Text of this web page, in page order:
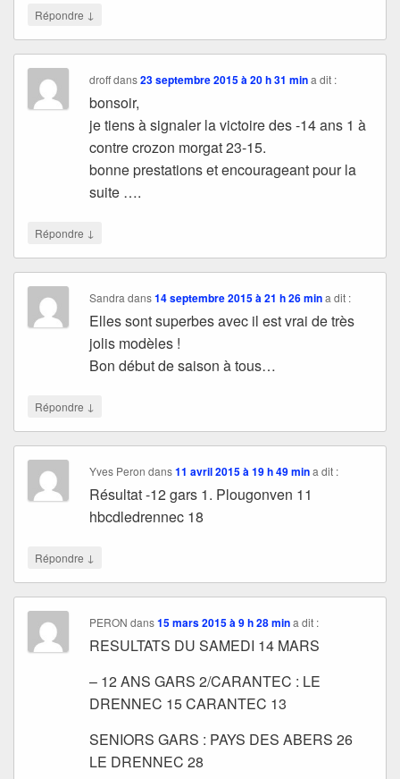
Répondre ↓
droffdans23 septembre 2015 à 20 h 31 min a dit :
bonsoir,
je tiens à signaler la victoire des -14 ans 1 à
contre crozon morgat 23-15.
bonne prestations et encourageant pour la
suite ….
Répondre ↓
Sandra dans14 septembre 2015 à 21 h 26 min a dit :
Elles sont superbes avec il est vrai de très
jolis modèles !
Bon début de saison à tous…
Répondre ↓
Yves Peron dans11 avril 2015 à 19 h 49 min a dit :
Résultat -12 gars 1. Plougonven 11
hbcdledrennec 18
Répondre ↓
PERON dans15 mars 2015 à 9 h 28 min a dit :
RESULTATS DU SAMEDI 14 MARS
– 12 ANS GARS 2/CARANTEC : LE
DRENNEC 15 CARANTEC 13
SENIORS GARS : PAYS DES ABERS 26
LE DRENNEC 28